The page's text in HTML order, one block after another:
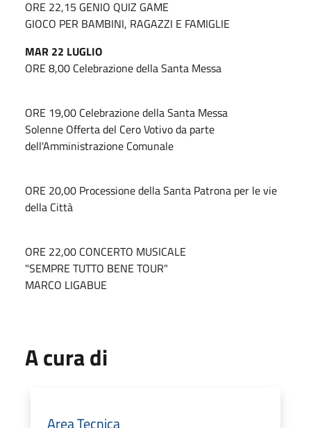
ORE 22,15 GENIO QUIZ GAME
GIOCO PER BAMBINI, RAGAZZI E FAMIGLIE
MAR 22 LUGLIO
ORE 8,00 Celebrazione della Santa Messa
ORE 19,00 Celebrazione della Santa Messa
Solenne Offerta del Cero Votivo da parte
dell'Amministrazione Comunale
ORE 20,00 Processione della Santa Patrona per le vie
della Città
ORE 22,00 CONCERTO MUSICALE
"SEMPRE TUTTO BENE TOUR"
MARCO LIGABUE
A cura di
Area Tecnica